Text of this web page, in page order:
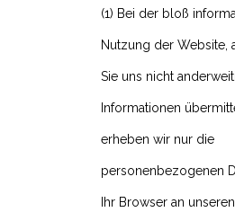
(1) Bei der bloß
Nutzung der Website,
Sie uns nicht
Informationen
erheben wir nur die
personenbezogenen
Ihr Browser an